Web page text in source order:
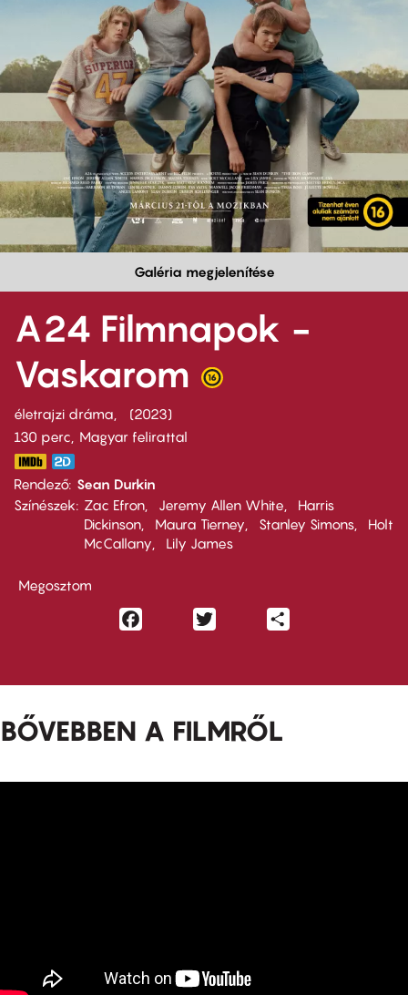
Galéria megjelenítése
A24 Filmnapok -
Vaskarom
életrajzi dráma
2023
130 perc,
Magyar felirattal
Rendező Sean Durkin
Színészek
Zac Efron Jeremy Allen White
Harris
Dickinson
Maura Tierney Stanley Simons
Holt
McCallany
Lily James
Megosztom
Facebook
BŐVEBBEN A FILMRŐL